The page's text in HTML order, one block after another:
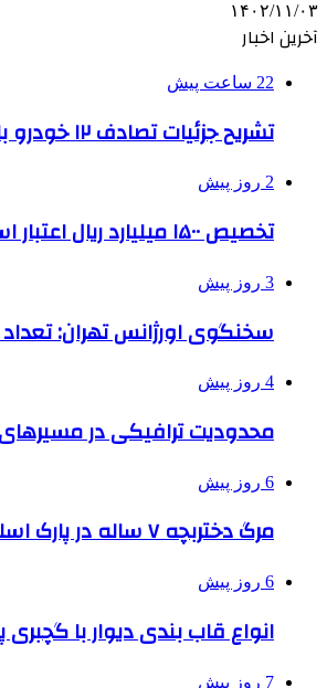
۱۴۰۲/۱۱/۰۳
آخرین اخبار
22 ساعت پیش
تشریح جزئیات تصادف ۱۲ خودرو با ۱۹ مصدوم
2 روز پیش
تخصیص ۱۵۰۰ میلیارد ریال اعتبار استانی برای ساماندهی بافت قدیم دزفول
3 روز پیش
سخنگوی اورژانس تهران: تعداد
4 روز پیش
محدودیت ترافیکی در
6 روز پیش
مرگ دختربچه ۷ ساله در پارک اسلامشهر
6 روز پیش
انواع قاب بندی دیوار با
7 روز پیش